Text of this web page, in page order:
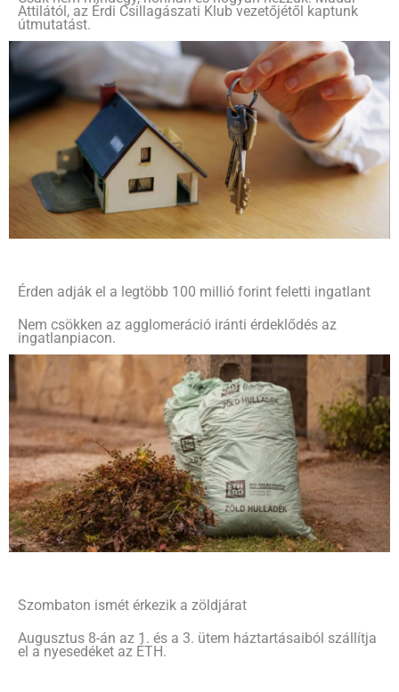
Attilától, az Érdi Csillagászati Klub vezetőjétől kaptunk
útmutatást.
Érden adják el a legtöbb 100 millió forint feletti ingatlant
Nem csökken az agglomeráció iránti érdeklődés az
ingatlanpiacon.
Szombaton ismét érkezik a zöldjárat
Augusztus 8-án az 1. és a 3. ütem háztartásaiból szállítja
el a nyesedéket az ÉTH.